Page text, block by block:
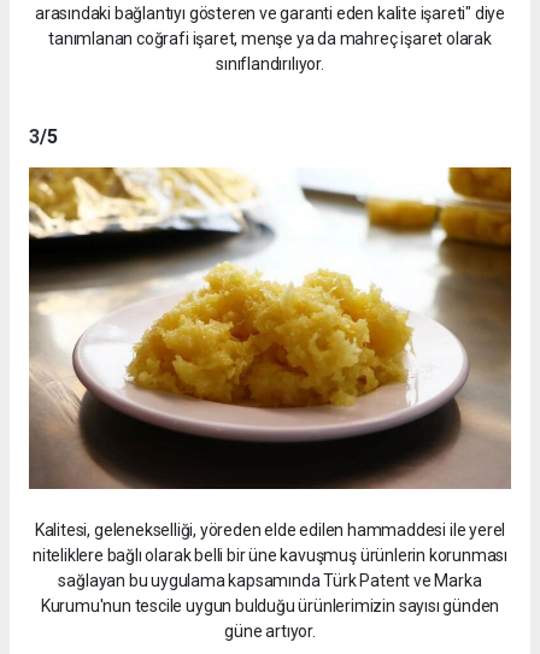
arasındaki bağlantıyı gösteren ve garanti eden kalite işareti" diye
tanımlanan coğrafi işaret, menşe ya da mahreç işaret olarak
sınıflandırılıyor.
3/5
Kalitesi, gelenekselliği, yöreden elde edilen hammaddesi ile yerel
niteliklere bağlı olarak belli bir üne kavuşmuş ürünlerin korunması
sağlayan bu uygulama kapsamında Türk Patent ve Marka
Kurumu'nun tescile uygun bulduğu ürünlerimizin sayısı günden
güne artıyor.